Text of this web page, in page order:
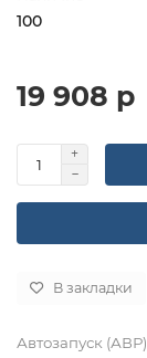
100
19 908 р
В закладки
Автозапуск (АВР)